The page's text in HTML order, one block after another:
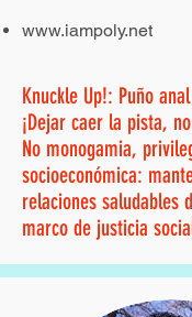
www.iampoly.net
Knuckle Up!: Puño
¡Dejar caer la pista,
No monogamia,
socioeconómica:
relaciones saludables
marco de justicia